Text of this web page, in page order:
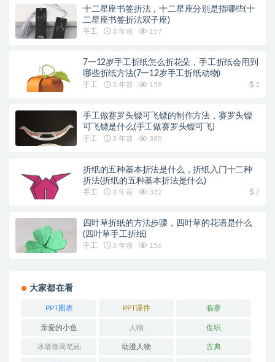
十二星座书签折法，十二星座分别是指哪些(十
二星座书签折法双子座)
手工 3 年前 157
7一12岁手工折纸怎么折花朵，手工折纸会用到
哪些折纸方法(7一12岁手工折纸动物)
手工 3 年前 158 2
手工做赛罗头镖可飞镖的制作方法，赛罗头镖
可飞镖是什么(手工做赛罗头镖可飞)
手工 3 年前 380
折纸的五种基本折法是什么，折纸入门十二种
折法(折纸的五种基本折法是什么)
手工 3 年前 332 2
四叶草折纸的方法步骤，四叶草的花语是什么
(四叶草手工折纸)
手工 3 年前 156
大家都在看
PPT图表 PPT课件 临摹
亲爱的小鱼 人物 促织
冰墩墩简笔画 动漫人物 古典